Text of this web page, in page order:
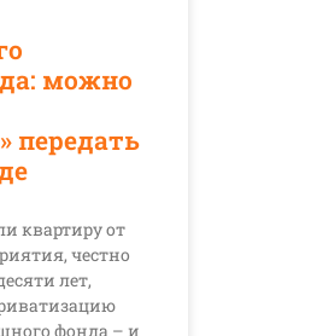
можно
передать
квартиру от
честно
лет,
фонда – и